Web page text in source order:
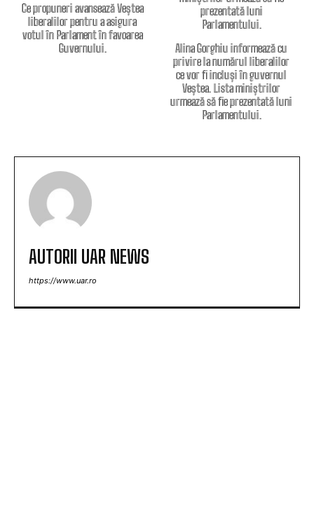
Ce propuneri avansează Veștea
liberalilor pentru a asigura
votul în Parlament în favoarea
Guvernului.
Alina Gorghiu informează cu
privire la numărul liberalilor
ce vor fi incluși în guvernul
Veștea. Lista miniștrilor
urmează să fie prezentată luni
Parlamentului.
AUTORII UAR NEWS
https://www.uar.ro